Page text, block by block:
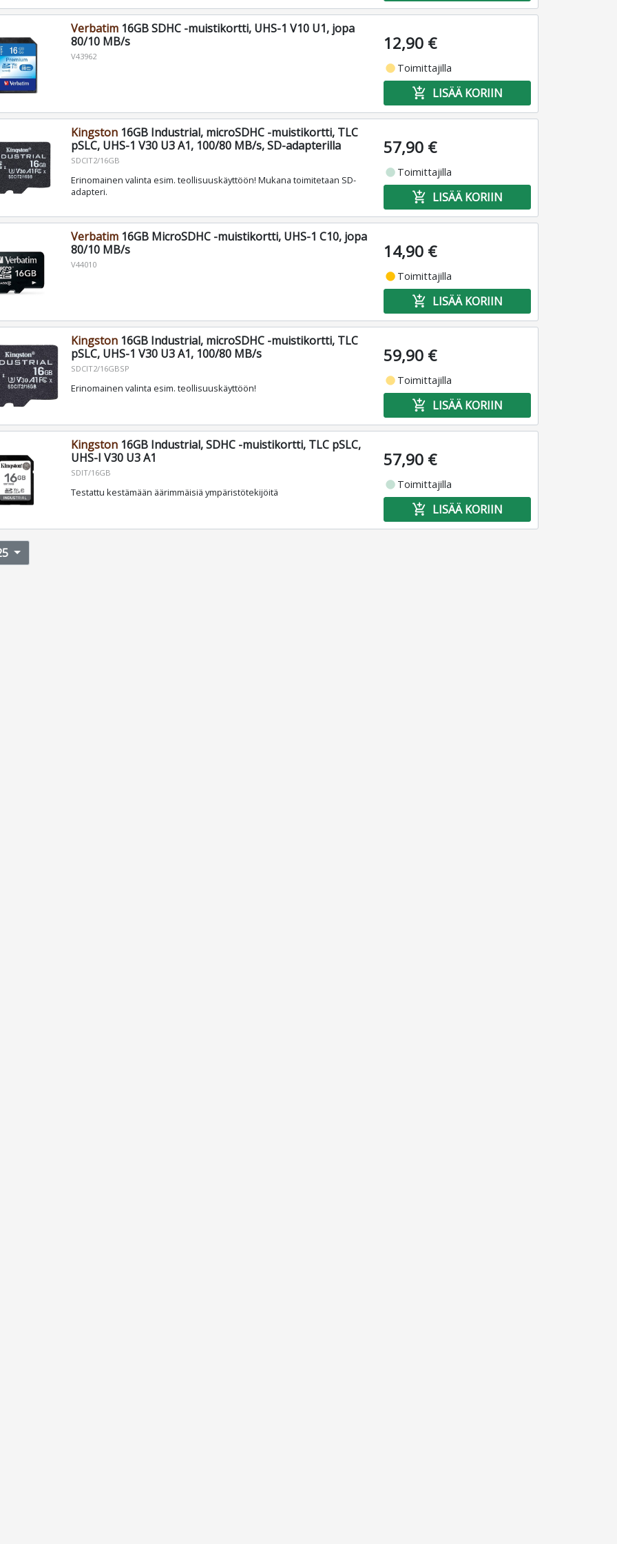
Verbatim16GB SDHC -muistikortti, UHS-1 V10 U1, jopa
80/10 MB/s
V43962
12,90 €
fiber_manual_record Toimittajilla
add_shopping_cart LISÄÄ KORIIN
Kingston16GB Industrial, microSDHC -muistikortti, TLC
pSLC, UHS-1 V30 U3 A1, 100/80 MB/s, SD-adapterilla
SDCIT2/16GB
Erinomainen valinta esim. teollisuuskäyttöön! Mukana toimitetaan SD-
adapteri.
57,90 €
fiber_manual_record Toimittajilla
add_shopping_cart LISÄÄ KORIIN
Verbatim16GB MicroSDHC -muistikortti, UHS-1 C10, jopa
80/10 MB/s
V44010
14,90 €
fiber_manual_record Toimittajilla
add_shopping_cart LISÄÄ KORIIN
Kingston16GB Industrial, microSDHC -muistikortti, TLC
pSLC, UHS-1 V30 U3 A1, 100/80 MB/s
SDCIT2/16GBSP
Erinomainen valinta esim. teollisuuskäyttöön!
59,90 €
fiber_manual_record Toimittajilla
add_shopping_cart LISÄÄ KORIIN
Kingston16GB Industrial, SDHC -muistikortti, TLC pSLC,
UHS-I V30 U3 A1
SDIT/16GB
Testattu kestämään äärimmäisiä ympäristötekijöitä
57,90 €
fiber_manual_record Toimittajilla
add_shopping_cart LISÄÄ KORIIN